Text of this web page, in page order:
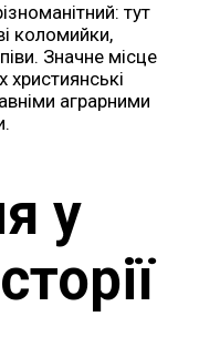
тут
коломийки,
Значне місце
християнські
аграрними
у